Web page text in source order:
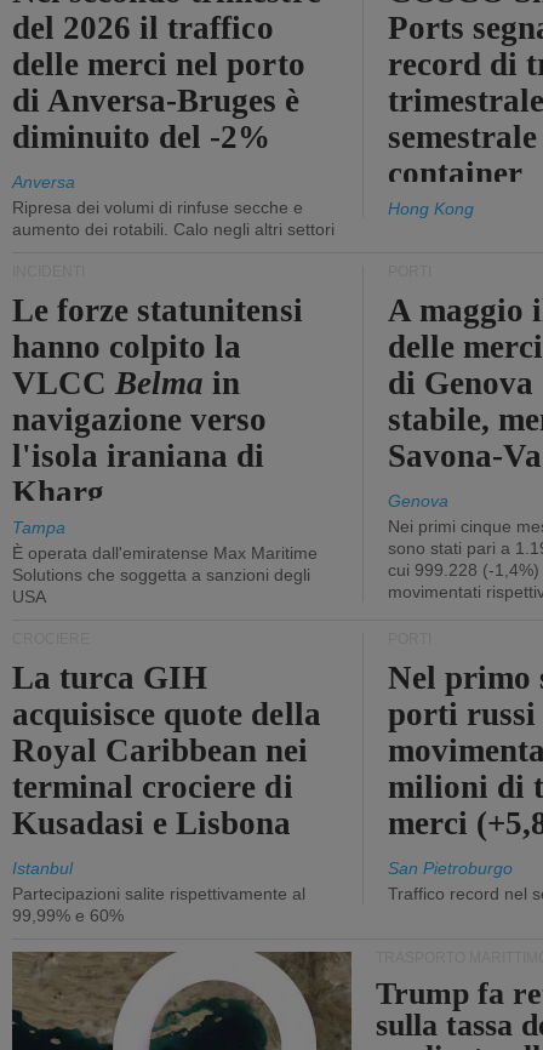
del 2026 il traffico
delle merci nel porto
di Anversa-Bruges è
diminuito del -2%
Anversa
Ripresa dei volumi di rinfuse secche e
aumento dei rotabili. Calo negli altri settori
Ports
record di
container
Hong Kong
Le forze statunitensi
hanno colpito la
VLCCBelma in
navigazione verso
l'isola iraniana di
Kharg
Tampa
È operata dall'emiratense Max Maritime
Solutions che soggetta a sanzioni degli
USA
A maggio
delle
di
stabile,
Savona-
Genova
Nei primi cinque
sono stati pari a
cui 999.228 (-
movimentati
La turca GIH
acquisisce quote della
Royal Caribbean nei
terminal crociere di
Kusadasi e Lisbona
Istanbul
Partecipazioni salite rispettivamente al
99,99% e 60%
Nel primo
porti russi
milioni di
merci
San Pietroburgo
Traffico record nel
Trump fa
sulla tassa